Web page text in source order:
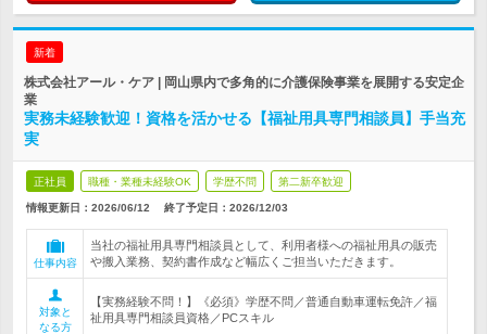
新着
株式会社アール・ケア | 岡山県内で多角的に介護保険事業を展開する安定企
業
実務未経験歓迎！資格を活かせる【福祉用具専門相談員】手当充
実
正社員 職種・業種未経験OK 学歴不問 第二新卒歓迎
情報更新日：2026/06/12 終了予定日： 2026/12/03
仕事内容
当社の福祉用具専門相談員として、利用者様への福祉用具の販売
や搬入業務、契約書作成など幅広くご担当いただきます。
対象と
なる方
【実務経験不問！】《必須》学歴不問／普通自動車運転免許／福
祉用具専門相談員資格／PCスキル